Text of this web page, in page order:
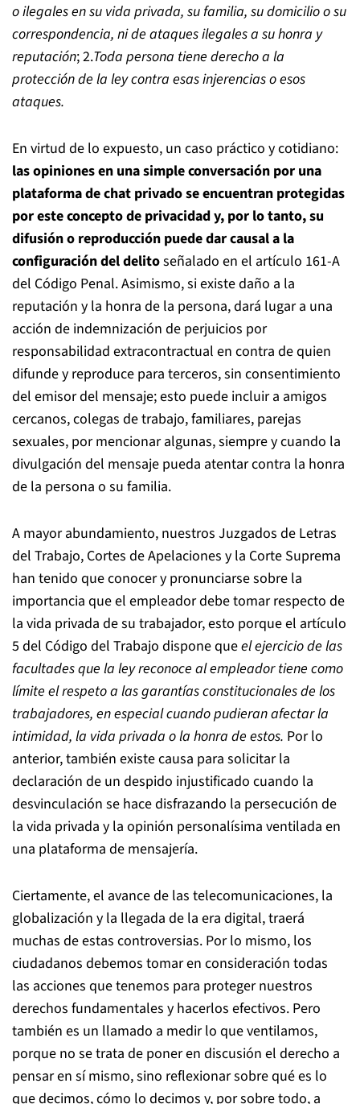
o ilegales en su vida privada, su familia, su domicilio o su
correspondencia, ni de ataques ilegales a su honra y
reputación; 2.Toda persona tiene derecho a la
protección de la ley contra esas injerencias o esos
ataques.
En virtud de lo expuesto, un caso práctico y cotidiano:
las opiniones en una simple conversación por una
plataforma de chat privado se encuentran protegidas
por este concepto de privacidad y, por lo tanto, su
difusión o reproducción puede dar causal a la
configuración del delitoseñalado en el artículo 161-A
del Código Penal. Asimismo, si existe daño a la
reputación y la honra de la persona, dará lugar a una
acción de indemnización de perjuicios por
responsabilidad extracontractual en contra de quien
difunde y reproduce para terceros, sin consentimiento
del emisor del mensaje; esto puede incluir a amigos
cercanos, colegas de trabajo, familiares, parejas
sexuales, por mencionar algunas, siempre y cuando la
divulgación del mensaje pueda atentar contra la honra
de la persona o su familia.
A mayor abundamiento, nuestros Juzgados de Letras
del Trabajo, Cortes de Apelaciones y la Corte Suprema
han tenido que conocer y pronunciarse sobre la
importancia que el empleador debe tomar respecto de
la vida privada de su trabajador, esto porque el artículo
5 del Código del Trabajo dispone queel ejercicio de las
facultades que la ley reconoce al empleador tiene como
límite el respeto a las garantías constitucionales de los
trabajadores, en especial cuando pudieran afectar la
intimidad, la vida privada o la honra de estos. Por lo
anterior, también existe causa para solicitar la
declaración de un despido injustificado cuando la
desvinculación se hace disfrazando la persecución de
la vida privada y la opinión personalísima ventilada en
una plataforma de mensajería.
Ciertamente, el avance de las telecomunicaciones, la
globalización y la llegada de la era digital, traerá
muchas de estas controversias. Por lo mismo, los
ciudadanos debemos tomar en consideración todas
las acciones que tenemos para proteger nuestros
derechos fundamentales y hacerlos efectivos. Pero
también es un llamado a medir lo que ventilamos,
porque no se trata de poner en discusión el derecho a
pensar en sí mismo, sino reflexionar sobre qué es lo
que decimos, cómo lo decimos y, por sobre todo, a